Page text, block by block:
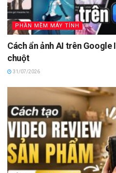
PHẦN MỀM MÁY TÍNH
Cách ẩn ảnh AI trên
chuột
31/07/2026